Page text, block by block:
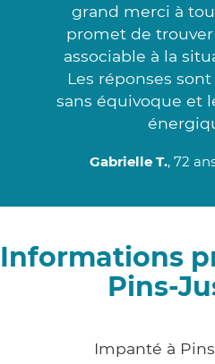
grand merci à
promet de
associable à la
Les réponses
sans équivoque et
Gabrielle T., 72
Informations
Pins-
Impanté à